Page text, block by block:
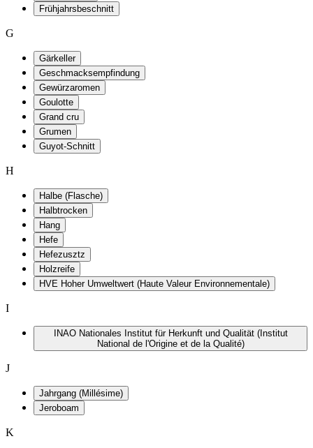
Frühjahrsbeschnitt
G
Gärkeller
Geschmacksempfindung
Gewürzaromen
Goulotte
Grand cru
Grumen
Guyot-Schnitt
H
Halbe (Flasche)
Halbtrocken
Hang
Hefe
Hefezusztz
Holzreife
HVE Hoher Umweltwert (Haute Valeur Environnementale)
I
INAO Nationales Institut für Herkunft und Qualität (Institut
National de l'Origine et de la Qualité)
J
Jahrgang (Millésime)
Jeroboam
K